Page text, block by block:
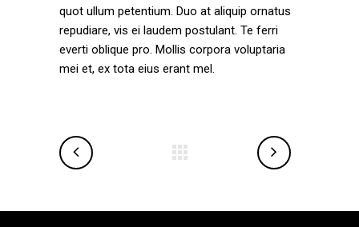
quot ullum petentium. Duo at aliquip ornatus
repudiare, vis ei laudem postulant. Te ferri
everti oblique pro. Mollis corpora voluptaria
mei et, ex tota eius erant mel.